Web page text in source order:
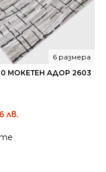
МОКЕТЕН АДОР 2603
6 размера
лв.